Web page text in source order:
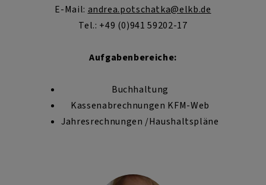
E-Mail: andrea.potschatka@elkb.de
Tel.: +49 (0)941 59202-17
Aufgabenbereiche:
Buchhaltung
Kassenabrechnungen KFM-Web
Jahresrechnungen /Haushaltspläne